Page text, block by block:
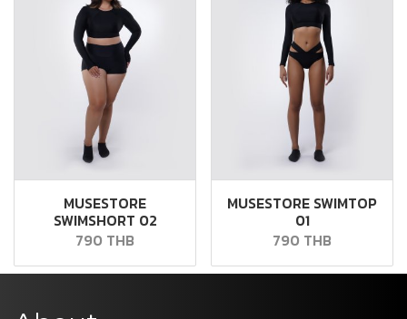
MUSESTORE
SWIMSHORT 02
790 THB
MUSESTORE SWIMTOP
01
790 THB